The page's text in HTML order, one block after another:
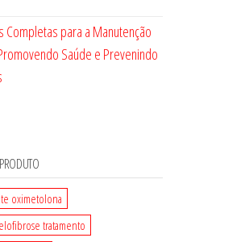
Completas para a Manutenção
Saúde e Prevenindo
oximetolona
tratamento